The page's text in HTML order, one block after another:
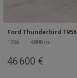
Ford Thunderbird 1956
1956 6800 mi
46 600 €